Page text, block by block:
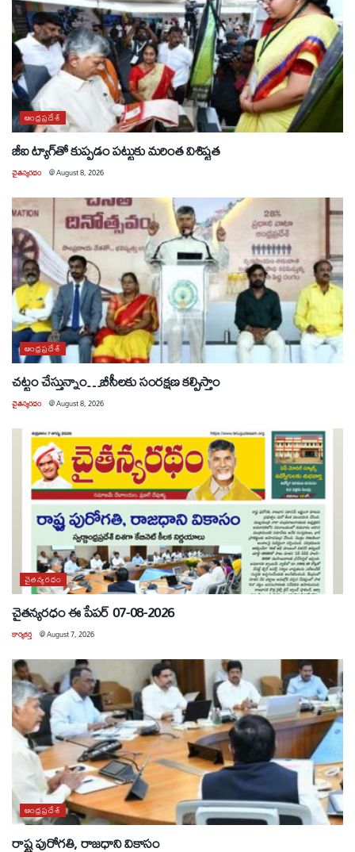
ఆంధ్రప్రదేశ్
జీఐ ట్యాగ్‌తో కుప్పడం పట్టుకు మరింత విశిష్టత
చైతన్యరధం @August 8, 2026
ఆంధ్రప్రదేశ్
చట్టం చేస్తున్నాం…బీసీలకు సంరక్షణ కల్పిస్తాం
చైతన్యరధం @August 8, 2026
చైతన్యరధం
చైతన్యరధం ఈ పేపర్ 07-08-2026
కార్యకర్త @August 7, 2026
ఆంధ్రప్రదేశ్
రాష్ట్ర పురోగతి, రాజధాని వికాసం